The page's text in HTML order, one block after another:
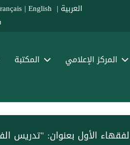
العربية |
Français
| English
المركز الإعلامي المكتبة
الأول بعنوان: "تدريس